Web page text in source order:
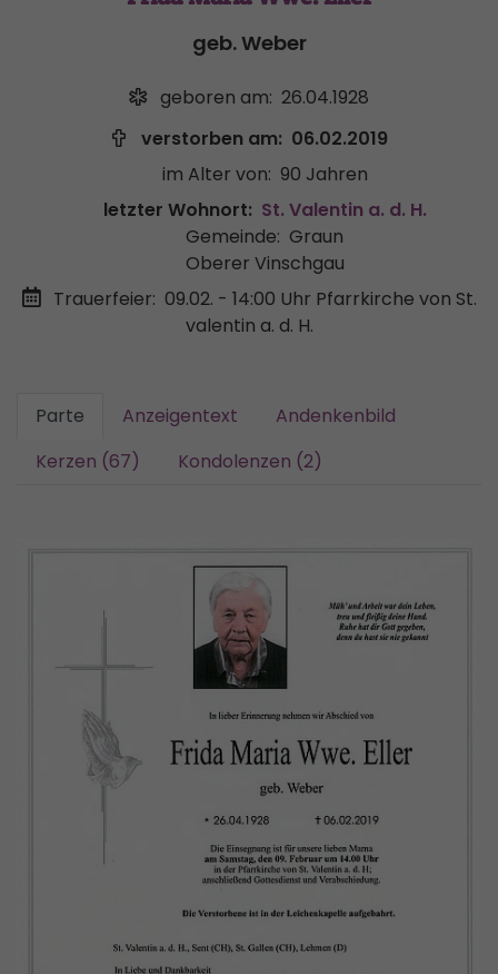
geb. Weber
geboren am: 26.04.1928
verstorben am: 06.02.2019
im Alter von: 90 Jahren
letzter Wohnort: St. Valentin a. d. H.
Gemeinde: Graun
Oberer Vinschgau
Trauerfeier: 09.02. - 14:00 Uhr Pfarrkirche von St.
valentin a. d. H.
Parte Anzeigentext
Andenkenbild
Kerzen (67)
Kondolenzen (2)